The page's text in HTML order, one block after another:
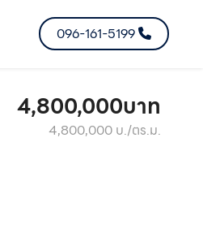
096-161-5199
4,800,000บาท
4,800,000 บ./ตร.ม.